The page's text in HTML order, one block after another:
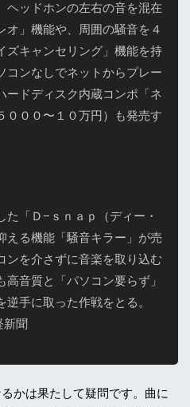
ッドホンの左右の音を混在
オ」機能や、周囲の騒音を４
ズキャンセリング」機能を持
コンなしでネットからプレー
ードディスク内蔵コンポ「ネ
０００〜１０万円）も発売す
「Ｄ−ｓｎａｐ（ディー・
える機能「騒音キラー」が売
ンを介さずに音楽を取り込む
音質と「パソコン要らず」
手に取った作戦をとる。
聞
かは果たして疑問です。曲に